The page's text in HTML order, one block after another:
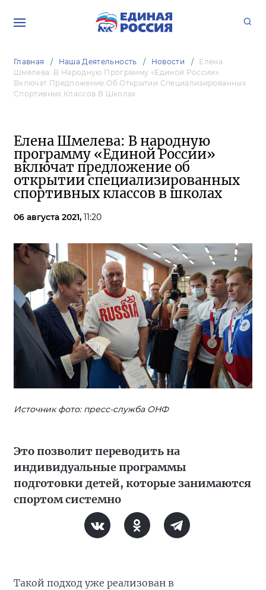
Главная Наша Деятельность Новости
Елена
Шмелева: В Народную Программу «Единой России»
Включат Предложение Об Открытии Специализированных
Спортивных Классов В Школах
Елена Шмелева: В народную
программу «Единой России»
включат предложение об
открытии специализированных
спортивных классов в школах
06 августа 2021, 11:20
Источник фото: пресс-служба ОНФ
Это позволит переводить на
индивидуальные программы
подготовки детей, которые занимаются
спортом системно
Такой подход уже реализован в